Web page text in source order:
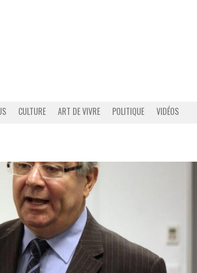
CULTURE ART DE VIVRE POLITIQUE VIDÉOS